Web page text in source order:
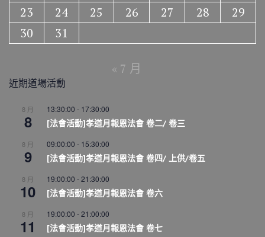
23
24 25 26 27 28
29
30
31
« 7 月
近期道場活動
8 月
8
13:30:00 - 17:30:00
[法會活動]孝道月報恩法會 卷二/ 卷三
8 月
9
09:00:00 - 15:30:00
[法會活動]孝道月報恩法會 卷四/ 上供/卷五
8 月
10
19:00:00 -21:30:00
[法會活動]孝道月報恩法會 卷六
8 月
11
19:00:00 -21:00:00
[法會活動]孝道月報恩法會 卷七